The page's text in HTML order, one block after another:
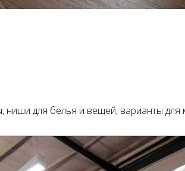
для белья и вещей, варианты для